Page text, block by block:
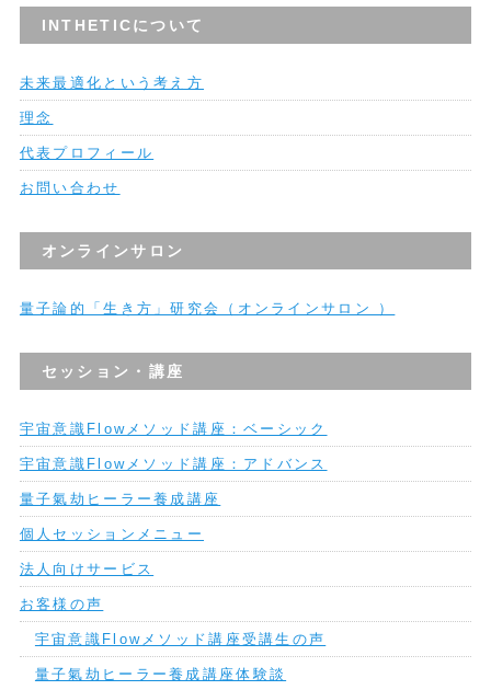
INTHETICについて
未来最適化という考え方
理念
代表プロフィール
お問い合わせ
オンラインサロン
量子論的「生き方」研究会（オンラインサロン ）
セッション・講座
宇宙意識Flowメソッド講座：ベーシック
宇宙意識Flowメソッド講座：アドバンス
量子氣劫ヒーラー養成講座
個人セッションメニュー
法人向けサービス
お客様の声
宇宙意識Flowメソッド講座受講生の声
量子氣劫ヒーラー養成講座体験談